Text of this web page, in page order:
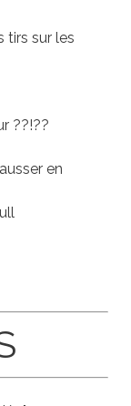
tirs sur les
??!??
en